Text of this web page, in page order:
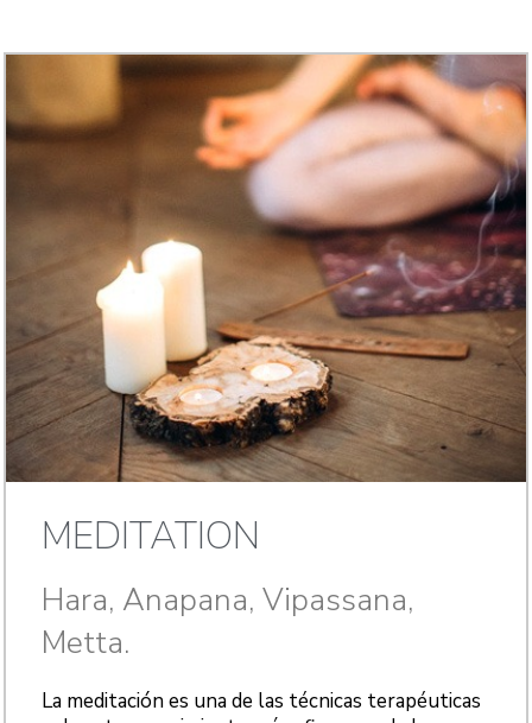
MEDITATION
Hara, Anapana, Vipassana,
Metta.
La meditación es una de las técnicas terapéuticas